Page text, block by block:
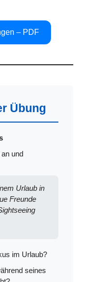
– PDF
Übung
und
Urlaub in
Freunde
im Urlaub?
seines